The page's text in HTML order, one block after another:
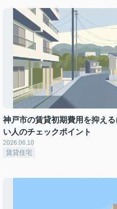
神戸市の賃貸初期費用を抑え
い人のチェックポイント
2026.06.10
賃貸住宅